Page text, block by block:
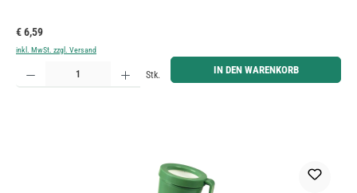
Regulärer Preis:
€ 6,59
inkl. MwSt. zzgl. Versand
Produkt Anzahl: Gib den gewünschten Wert ein oder benutze die Schaltflächen um die Anzahl zu
Stk. IN DEN WARENKORB